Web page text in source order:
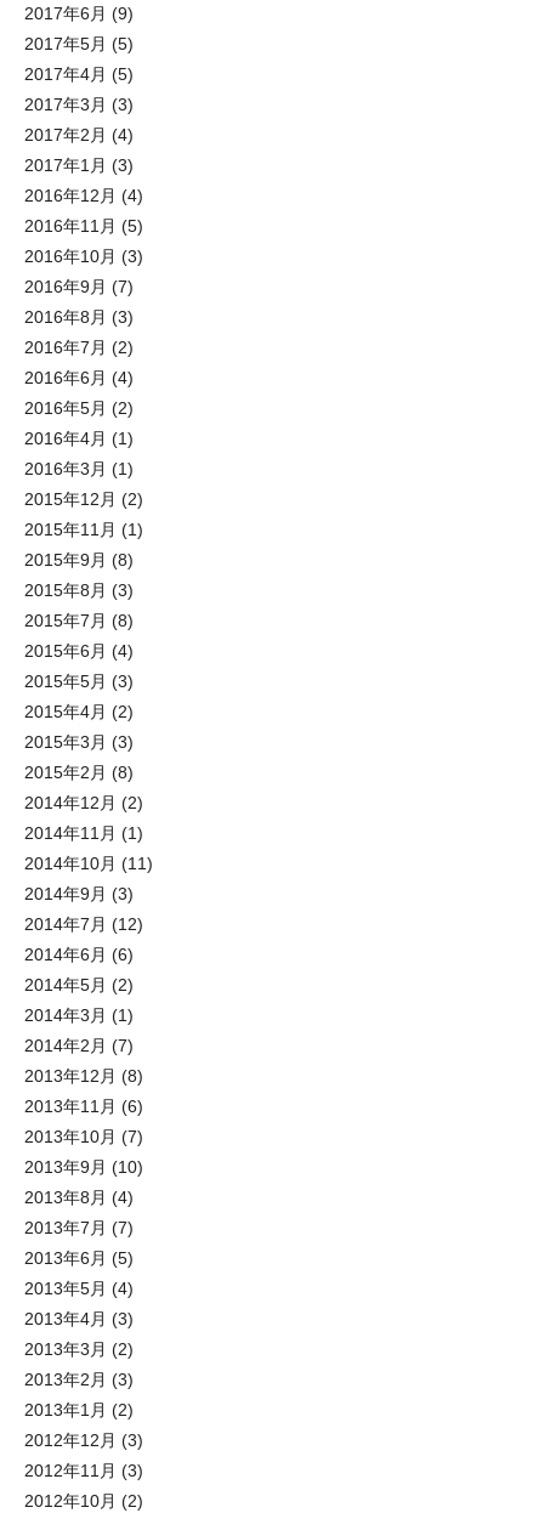
2017年6月 (9)
2017年5月 (5)
2017年4月 (5)
2017年3月 (3)
2017年2月 (4)
2017年1月 (3)
2016年12月 (4)
2016年11月 (5)
2016年10月 (3)
2016年9月 (7)
2016年8月 (3)
2016年7月 (2)
2016年6月 (4)
2016年5月 (2)
2016年4月 (1)
2016年3月 (1)
2015年12月 (2)
2015年11月 (1)
2015年9月 (8)
2015年8月 (3)
2015年7月 (8)
2015年6月 (4)
2015年5月 (3)
2015年4月 (2)
2015年3月 (3)
2015年2月 (8)
2014年12月 (2)
2014年11月 (1)
2014年10月 (11)
2014年9月 (3)
2014年7月 (12)
2014年6月 (6)
2014年5月 (2)
2014年3月 (1)
2014年2月 (7)
2013年12月 (8)
2013年11月 (6)
2013年10月 (7)
2013年9月 (10)
2013年8月 (4)
2013年7月 (7)
2013年6月 (5)
2013年5月 (4)
2013年4月 (3)
2013年3月 (2)
2013年2月 (3)
2013年1月 (2)
2012年12月 (3)
2012年11月 (3)
2012年10月 (2)